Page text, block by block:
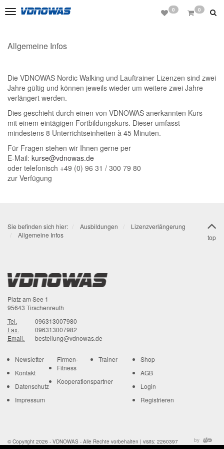
Toggle
0
0
Allgemeine Infos
Die VDNOWAS Nordic Walking und Lauftrainer Lizenzen sind zwei
Jahre gültig und können jeweils wieder um weitere zwei Jahre
verlängert werden.
Dies geschieht durch einen von VDNOWAS anerkannten Kurs -
mit einem eintägigen Fortbildungskurs. Dieser umfasst
mindestens 8 Unterrichtseinheiten à 45 Minuten.
Für Fragen stehen wir Ihnen gerne per
E-Mail: kurse@vdnowas.de
oder telefonisch +49 (0) 96 31 / 300 79 80
zur Verfügung
top
Sie befinden sich hier: Ausbildungen
Lizenzverlängerung
Allgemeine Infos
Platz am See 1
95643 Tirschenreuth
Tel.
096313007980
Fax.
096313007982
Email.
bestellung@vdnowas.de
Newsletter
Kontakt
Datenschutz
Impressum
Firmen-
Fitness
Kooperationspartner
Trainer
Shop
AGB
Login
Registrieren
by
© Copyright 2026 - VDNOWAS - Alle Rechte vorbehalten | visits: 2260397